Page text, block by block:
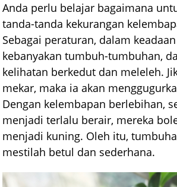
Anda perlu belajar bagaimana
tanda-tanda kekurangan
Sebagai peraturan, dalam
kebanyakan tumbuh-tumbuhan,
kelihatan berkedut dan meleleh.
mekar, maka ia akan
Dengan kelembapan berlebihan,
menjadi terlalu berair, mereka
menjadi kuning. Oleh itu,
mestilah betul dan sederhana.